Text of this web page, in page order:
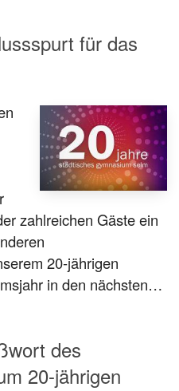
für das
zahlreichen Gäste ein
20-jährigen
in den nächsten…
des
20-jährigen